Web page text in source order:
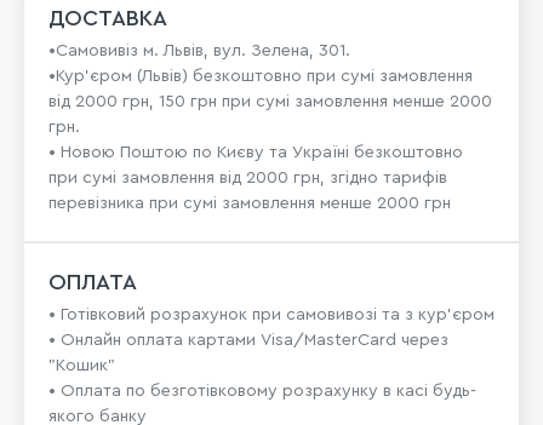
ДОСТАВКА
•Самовивіз м. Львів, вул. Зелена, 301.
•Кур'єром (Львів) безкоштовно при сумі замовлення
від 2000 грн, 150 грн при сумі замовлення менше 2000
грн.
• Новою Поштою по Києву та Україні безкоштовно
при сумі замовлення від 2000 грн, згідно тарифів
перевізника при сумі замовлення менше 2000 грн
ОПЛАТА
• Готівковий розрахунок при самовивозі та з кур’єром
• Онлайн оплата картами Visa/MasterCard через
"Кошик"
• Оплата по безготівковому розрахунку в касі будь-
якого банку